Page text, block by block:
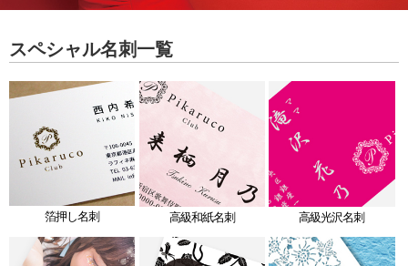
スペシャル名刺一覧
箔押し名刺 高級和紙名刺 高級光沢名刺